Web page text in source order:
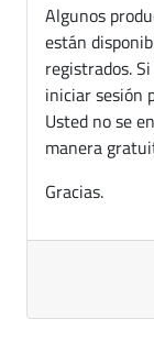
Algunos
están
registrados.
iniciar sesión
Usted no se
manera
Gracias.